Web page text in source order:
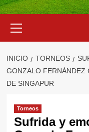
primario
INICIO TORNEOS
GONZALO FERNÁNDEZ
DE SINGAPUR
Torneos
Sufrida y